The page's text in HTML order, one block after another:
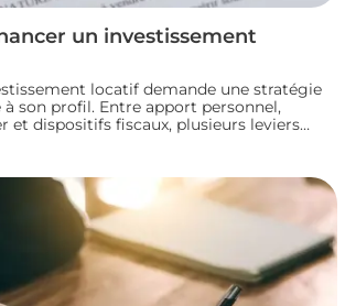
un investissement
locatif demande une stratégie
son profil. Entre apport personnel,
et dispositifs fiscaux, plusieurs leviers
un plan de financement solide
locatif dans de bonnes